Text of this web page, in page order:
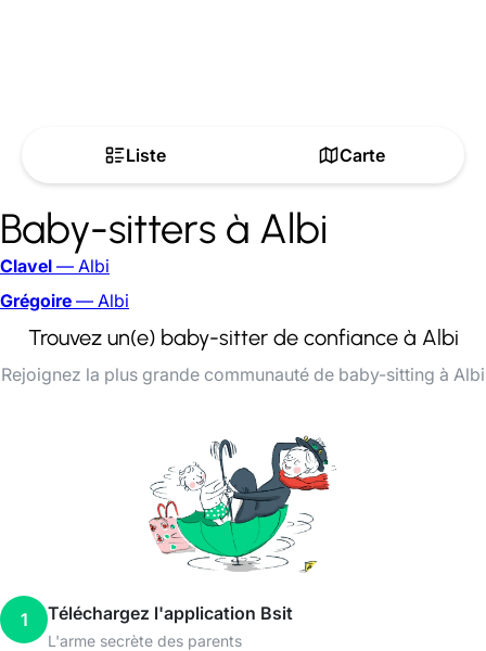
Liste Carte
Baby-sitters à Albi
Clavel — Albi
Grégoire — Albi
Trouvez un(e) baby-sitter de confiance à Albi
Rejoignez la plus grande communauté de baby-sitting à Albi
1 Téléchargez l'application Bsit
L'arme secrète des parents